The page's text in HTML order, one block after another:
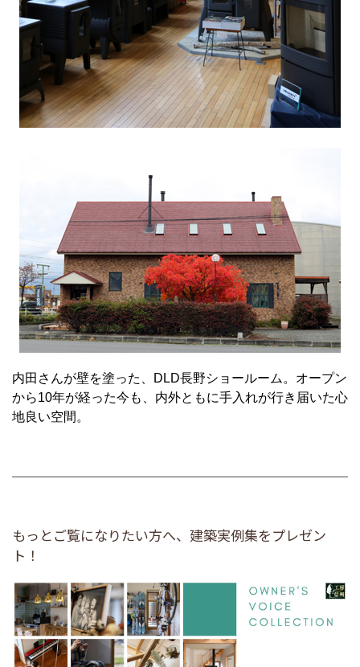
内田さんが壁を塗った、DLD長野ショールーム。オープン
から10年が経った今も、内外ともに手入れが行き届いた心
地良い空間。
もっとご覧になりたい方へ、建築実例集をプレゼン
ト！